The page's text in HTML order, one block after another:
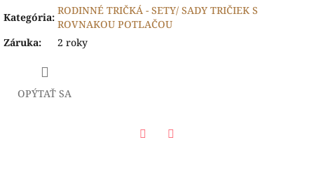
Kategória:
RODINNÉ TRIČKÁ - SETY/ SADY TRIČIEK S
ROVNAKOU POTLAČOU
Záruka: 2 roky
OPÝTAŤ SA